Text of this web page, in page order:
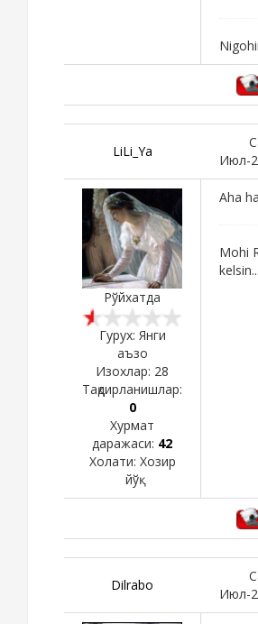
LiLi_Ya
Июл-
Рўйхатда
Гурух: Янги
аъзо
Изохлар: 28
Тақдирланишлар:
0
Хурмат
даражаси: 42
Холати: Хозир
йўқ
Aha
Mohi
Dilrabo
Июл-